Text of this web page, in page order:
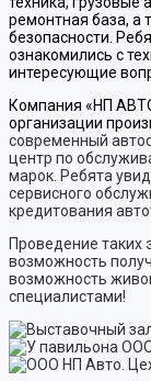
ремонтная база, а
безопасности.
ознакомились с
интересующие
Компания «НП
организации
современный
центр по
марок. Ребята
сервисного
кредитования
Проведение таких
возможность
возможность
специалистами!